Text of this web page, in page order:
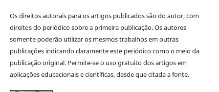
Os direitos autorais para os artigos publicados são do autor, com
direitos do periódico sobre a primeira publicação. Os autores
somente poderão utilizar os mesmos trabalhos em outras
publicações indicando claramente este periódico como o meio da
publicação original. Permite-se o uso gratuito dos artigos em
aplicações educacionais e científicas, desde que citada a fonte.